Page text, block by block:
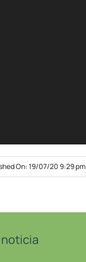
On: 19/07/20 9:29 pm